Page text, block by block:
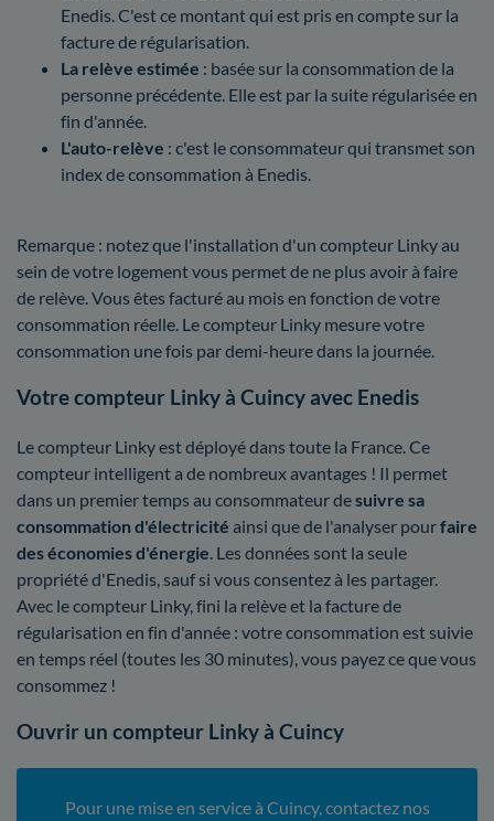
Enedis. C'est ce montant qui est pris en compte sur la
facture de régularisation.
La relève estimée : basée sur la consommation de la
personne précédente. Elle est par la suite régularisée en
fin d'année.
L'auto-relève : c'est le consommateur qui transmet son
index de consommation à Enedis.
Remarque : notez que l'installation d'un compteur Linky au
sein de votre logement vous permet de ne plus avoir à faire
de relève. Vous êtes facturé au mois en fonction de votre
consommation réelle. Le compteur Linky mesure votre
consommation une fois par demi-heure dans la journée.
Votre compteur Linky à Cuincy avec Enedis
Le compteur Linky est déployé dans toute la France. Ce
compteur intelligent a de nombreux avantages ! Il permet
dans un premier temps au consommateur desuivre sa
consommation d'électricité ainsi que de l'analyser pourfaire
des économies d'énergie . Les données sont la seule
propriété d'Enedis, sauf si vous consentez à les partager.
Avec le compteur Linky, fini la relève et la facture de
régularisation en fin d'année : votre consommation est suivie
en temps réel (toutes les 30 minutes), vous payez ce que vous
consommez !
Ouvrir un compteur Linky à Cuincy
Pour une mise en service à Cuincy, contactez nos